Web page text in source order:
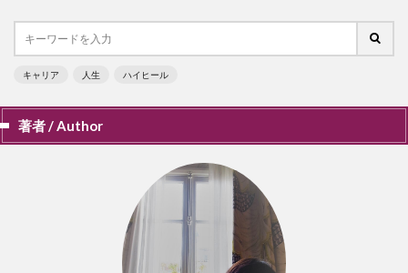
キャリア 人生 ハイヒール
著者 / Author